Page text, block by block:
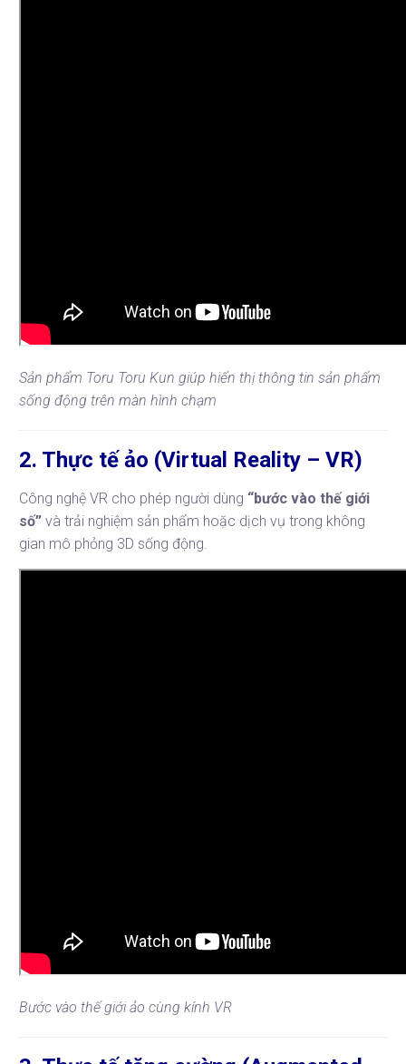
Sản phẩm Toru Toru Kun giúp hiển thị thông tin sản phẩm
sống động trên màn hình chạm
2. Thực tế ảo (Virtual Reality – VR)
Công nghệ VR cho phép người dùng “bước vào thế giới
số” và trải nghiệm sản phẩm hoặc dịch vụ trong không
gian mô phỏng 3D sống động.
Bước vào thế giới ảo cùng kính VR